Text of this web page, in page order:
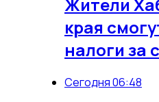
края
налоги за
Сегодня 06:48